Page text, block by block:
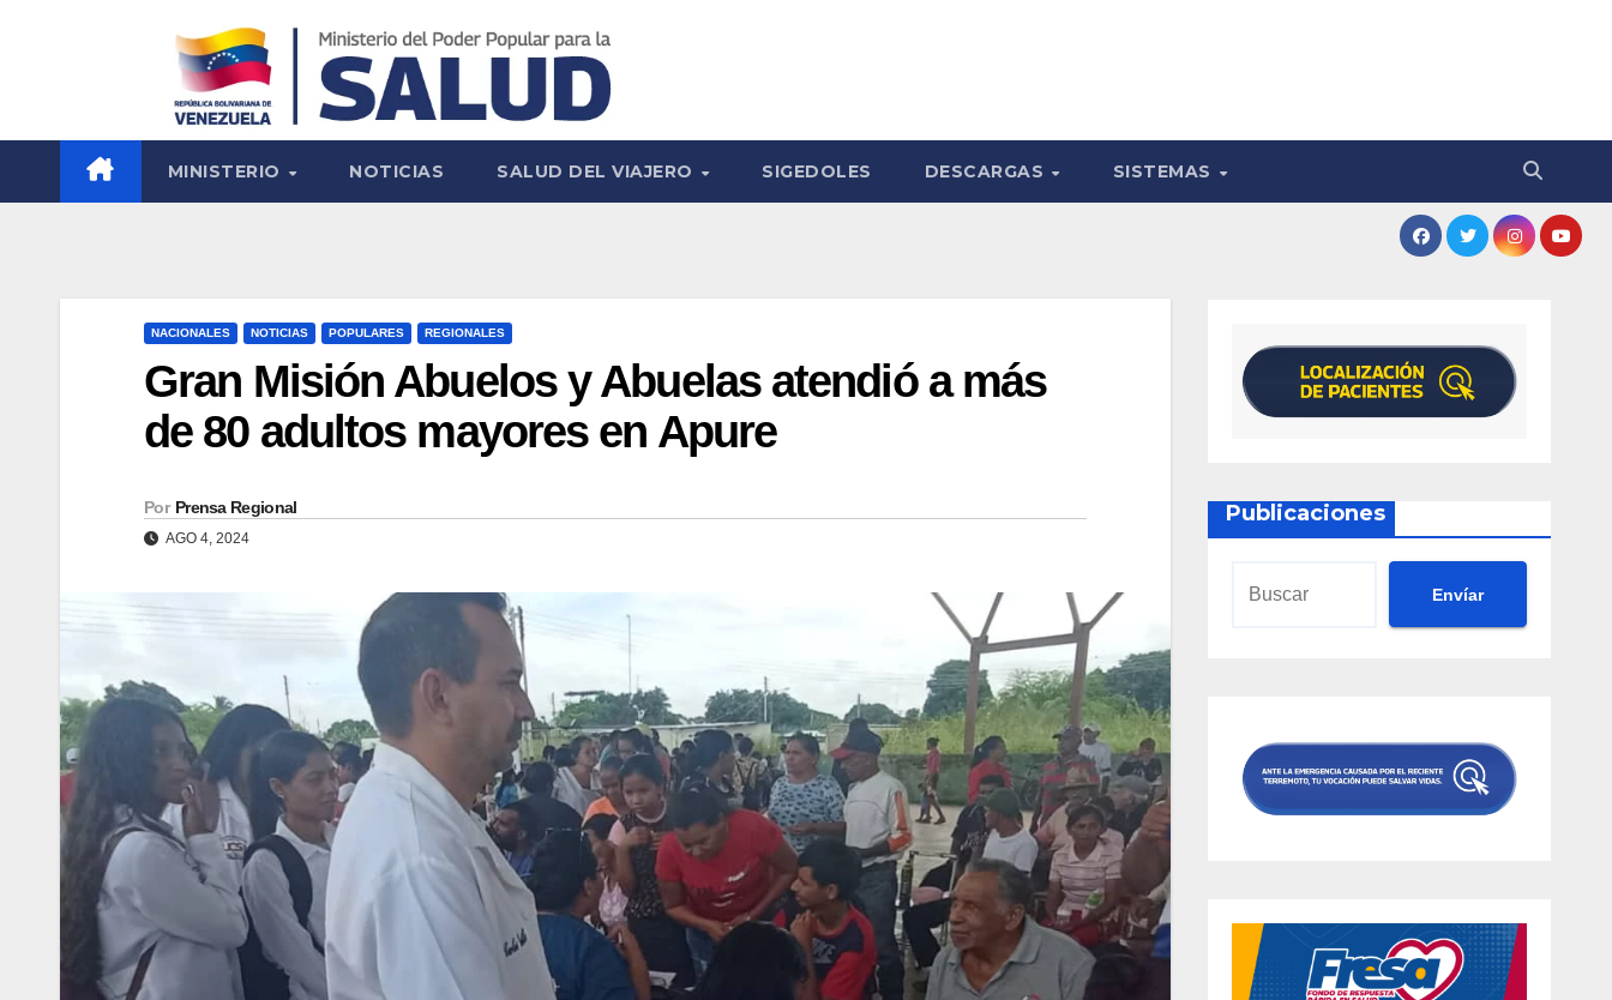
MINISTERIO NOTICIAS SALUD DEL VIAJERO SIGEDOLES DESCARGAS SISTEMAS
NACIONALES NOTICIAS POPULARES REGIONALES
Gran Misión Abuelos y Abuelas atendió a más
de 80 adultos mayores en Apure
Por Prensa Regional
AGO 4, 2024
Publicaciones
Envíar